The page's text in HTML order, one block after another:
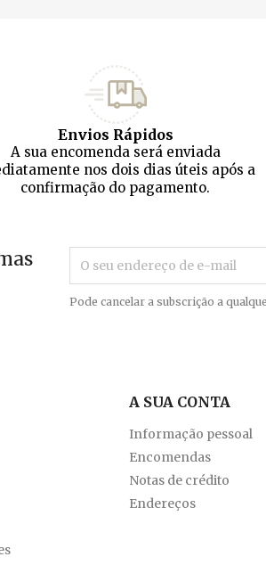
Envios Rápidos
A sua encomenda será enviada
nos dois dias úteis após a
confirmação do pagamento.
Pode cancelar a subscrição a
A SUA CONTA
Informação pessoal
Encomendas
Notas de crédito
Endereços